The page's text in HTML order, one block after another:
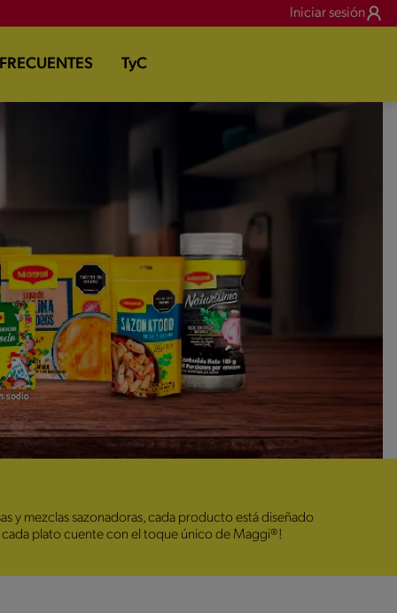
Iniciar sesión
TyC
y mezclas sazonadoras, cada producto está diseñado
cada plato cuente con el toque único de Maggi®!